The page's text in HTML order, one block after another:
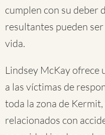
cumplen con su deber
resultantes pueden
vida.
Lindsey McKay ofrece
a las víctimas de
toda la zona de
relacionados con